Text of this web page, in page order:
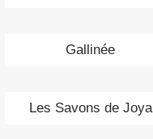
Gallinée
Les Savons de Joya